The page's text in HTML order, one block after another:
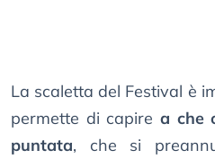
La scaletta del Festival è
permette di capire a che
puntata, che si